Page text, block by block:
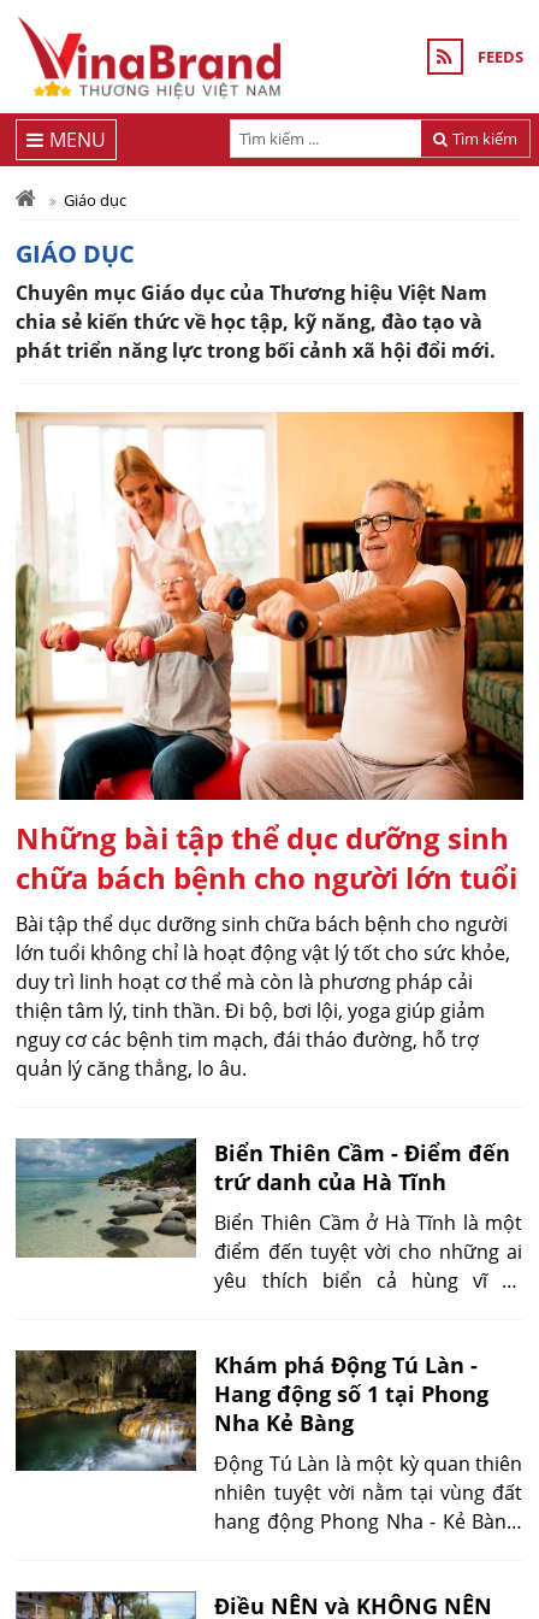
FEEDS
Tìm kiếm
MENU
Giáo dục
GIÁO DỤC
Chuyên mục Giáo dục của Thương hiệu Việt Nam
chia sẻ kiến thức về học tập, kỹ năng, đào tạo và
phát triển năng lực trong bối cảnh xã hội đổi mới.
Những bài tập thể dục dưỡng sinh
chữa bách bệnh cho người lớn tuổi
Bài tập thể dục dưỡng sinh chữa bách bệnh cho người
lớn tuổi không chỉ là hoạt động vật lý tốt cho sức khỏe,
duy trì linh hoạt cơ thể mà còn là phương pháp cải
thiện tâm lý, tinh thần. Đi bộ, bơi lội, yoga giúp giảm
nguy cơ các bệnh tim mạch, đái tháo đường, hỗ trợ
quản lý căng thẳng, lo âu.
Biển Thiên Cầm - Điểm đến
trứ danh của Hà Tĩnh
Biển Thiên Cầm ở Hà Tĩnh là một
điểm đến tuyệt vời cho những ai
yêu thích biển cả hùng vĩ và
cát trắng mịn, nước biển xanh
ngắt và khung cảnh hoang sơ
hùng vĩ.
Khám phá Động Tú Làn -
Hang động số 1 tại Phong
Nha Kẻ Bàng
Động Tú Làn là một kỳ quan thiên
nhiên tuyệt vời nằm tại vùng đất
hang động Phong Nha - Kẻ Bàng,
bí của Động Tú Làn và những trải
Điều NÊN và KHÔNG NÊN